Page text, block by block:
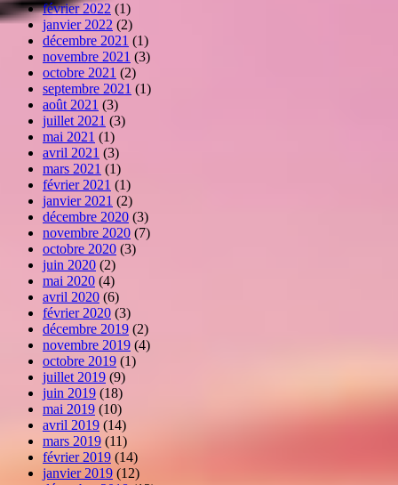
février 2022 (1)
janvier 2022 (2)
décembre 2021 (1)
novembre 2021 (3)
octobre 2021 (2)
septembre 2021 (1)
août 2021 (3)
juillet 2021 (3)
mai 2021 (1)
avril 2021 (3)
mars 2021 (1)
février 2021 (1)
janvier 2021 (2)
décembre 2020 (3)
novembre 2020 (7)
octobre 2020 (3)
juin 2020 (2)
mai 2020 (4)
avril 2020 (6)
février 2020 (3)
décembre 2019 (2)
novembre 2019 (4)
octobre 2019 (1)
juillet 2019 (9)
juin 2019 (18)
mai 2019 (10)
avril 2019 (14)
mars 2019 (11)
février 2019 (14)
janvier 2019 (12)